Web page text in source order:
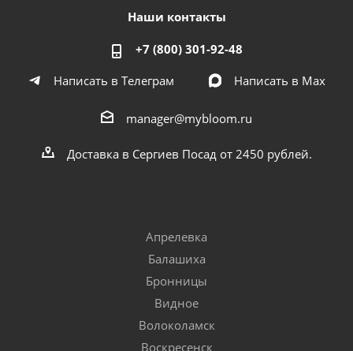
Наши контакты
+7 (800) 301-92-48
Написать в Телеграм
Написать в Мах
manager@mybloom.ru
Доставка в Сергиев Посад от 2450 рублей.
Апрелевка
Балашиха
Бронницы
Видное
Волоколамск
Воскресенск